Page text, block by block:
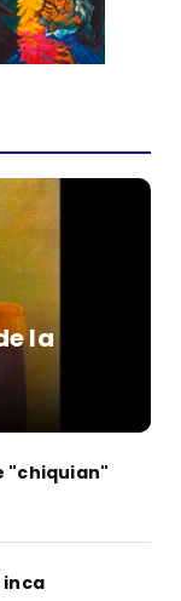
la
"chiquian"
inca